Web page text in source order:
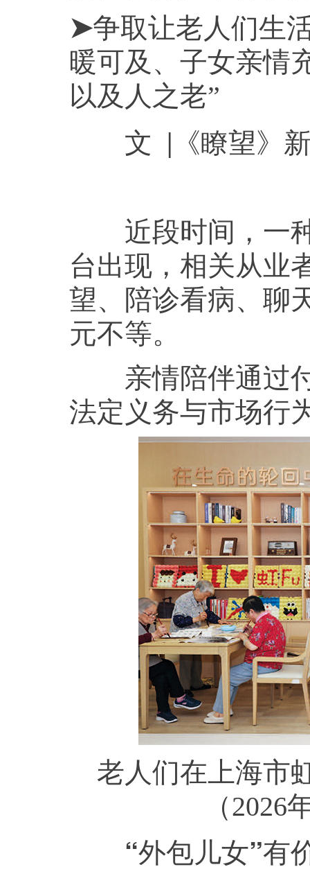
➤争取让老人们生
暖可及、子女亲情
以及人之老”
文 |《瞭望》新
近段时间，一种
台出现，相关从业
望、陪诊看病、聊
元不等。
亲情陪伴通过付
法定义务与市场行
老人们在上海市
（
“外包儿女”有